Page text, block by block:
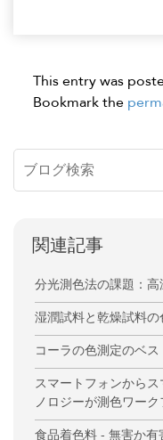
This entry was
Bookmark the
関連記事
分光測色法の課題：
湿潤試料と乾燥試料
コーラの色測定のベ
スマートフォンから
ノロジーが測色ワー
食品着色料 - 無害か有